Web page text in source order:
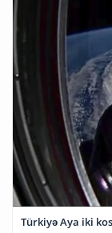
Türkiyə Aya iki